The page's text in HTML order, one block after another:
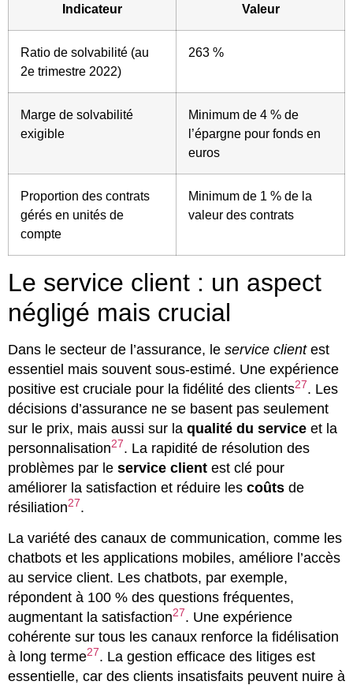
Indicateur Valeur
Ratio de solvabilité (au
2e trimestre 2022)
263 %
Marge de solvabilité
exigible
Minimum de 4 % de
l’épargne pour fonds en
euros
Proportion des contrats
gérés en unités de
compte
Minimum de 1 % de la
valeur des contrats
Le service client : un aspect
négligé mais crucial
Dans le secteur de l’assurance, le service clientest
essentiel mais souvent sous-estimé. Une expérience
positive est cruciale pour la fidélité des clients27. Les
décisions d’assurance ne se basent pas seulement
sur le prix, mais aussi sur la qualité du service et la
personnalisation27. La rapidité de résolution des
problèmes par le service client est clé pour
améliorer la satisfaction et réduire les coûts de
résiliation27.
La variété des canaux de communication, comme les
chatbots et les applications mobiles, améliore l’accès
au service client. Les chatbots, par exemple,
répondent à 100 % des questions fréquentes,
augmentant la satisfaction27. Une expérience
cohérente sur tous les canaux renforce la fidélisation
à long terme27. La gestion efficace des litiges est
essentielle, car des clients insatisfaits peuvent nuire à